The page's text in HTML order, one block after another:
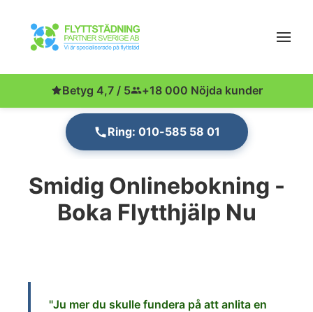
Betyg 4,7 / 5 +18 000 Nöjda kunder
Ring: 010-585 58 01
Smidig Onlinebokning -
Boka Flytthjälp Nu
"Ju mer du skulle fundera på att anlita en